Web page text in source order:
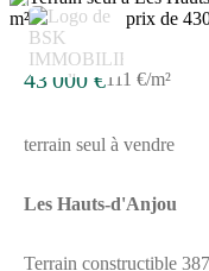
2
43 000 €111 €/m²
terrain seul à vendre
Les Hauts-d'Anjou
Terrain constructible